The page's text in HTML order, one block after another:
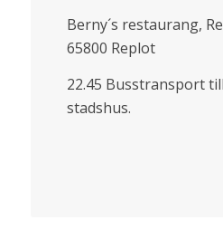
Berny´s restaurang,
65800 Replot
22.45 Busstransport
stadshus.